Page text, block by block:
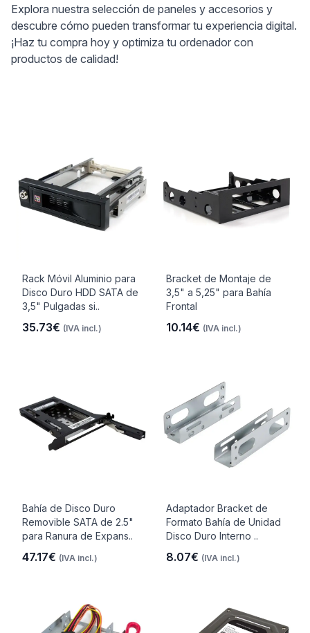
Explora nuestra selección de paneles y accesorios y
descubre cómo pueden transformar tu experiencia digital.
¡Haz tu compra hoy y optimiza tu ordenador con
productos de calidad!
Rack Móvil Aluminio para
Disco Duro HDD SATA de
3,5" Pulgadas si..
35.73€ (IVA incl.)
Bracket de Montaje de
3,5" a 5,25" para Bahía
Frontal
10.14€ (IVA incl.)
Bahía de Disco Duro
Removible SATA de 2.5"
para Ranura de Expans..
47.17€ (IVA incl.)
Adaptador Bracket de
Formato Bahía de Unidad
Disco Duro Interno ..
8.07€ (IVA incl.)